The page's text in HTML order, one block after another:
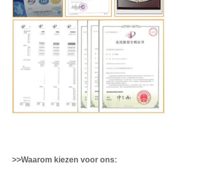
>>>Waarom kiezen voor ons: